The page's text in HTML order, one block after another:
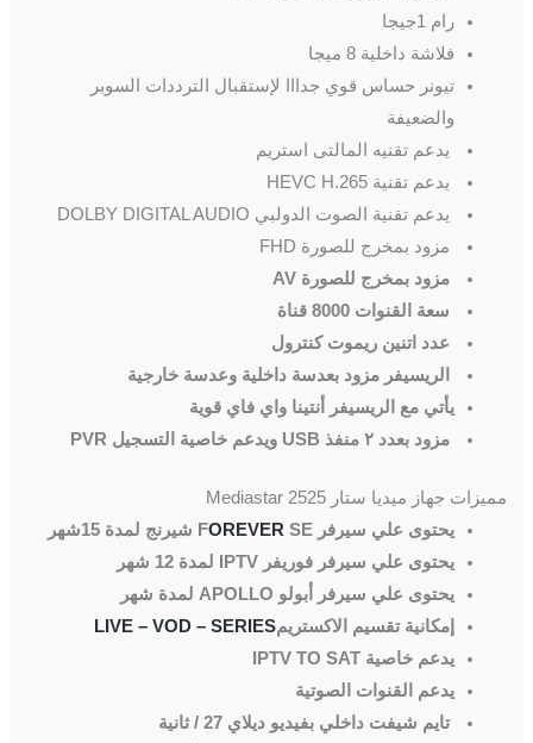
رام 1جيجا
فلاشة داخلية 8 ميجا
تيونر حساس قوي جدااا لإستقبال الترددات السوبر
والضعيفة
يدعم تقنيه المالتى استريم
يدعم تقنية HEVC H.265
يدعم تقنية الصوت الدولبي DOLBY DIGITAL AUDIO
مزود بمخرج للصورة FHD
مزود بمخرج للصورة AV
سعة القنوات 8000 قناة
عدد اتنين ريموت كنترول
الريسيفر مزود بعدسة داخلية وعدسة خارجية
يأتي مع الريسيفر أنتينا واي فاي قوية
مزود بعدد ٢ منفذ USB ويدعم خاصية التسجيل PVR
مميزات جهاز ميديا ستار Mediastar 2525
يحتوى علي سيرفر F
OREVER SE شيرنج لمدة 15شهر
يحتوى علي سيرفر فوريفر IPTV لمدة 12 شهر
يحتوى علي سيرفر أبولو APOLLO لمدة شهر
إمكانية تقسيم الاكستريمLIVE – VOD – SERIES
يدعم خاصية IPTV TO SAT
يدعم القنوات الصوتية
تايم شيفت داخلي بفيديو ديلاي 27 / ثانية